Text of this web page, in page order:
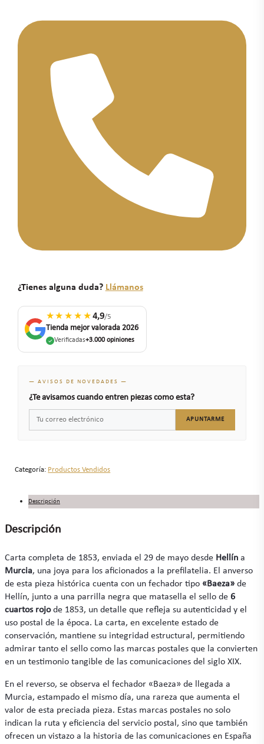
¿Tienes alguna duda? Llámanos
★★★★★4,9/5
Tienda mejor valorada 2026
Verificadas+3.000 opiniones
— AVISOS DE NOVEDADES —
¿Te avisamos cuando entren piezas como esta?
APUNTARME
Categoría: Productos Vendidos
Descripción
Descripción
Carta completa de 1853, enviada el 29 de mayo desde Hellín a
Murcia, una joya para los aficionados a la prefilatelia. El anverso
de esta pieza histórica cuenta con un fechador tipo «Baeza» de
Hellín, junto a una parrilla negra que matasella el sello de 6
cuartos rojode 1853, un detalle que refleja su autenticidad y el
uso postal de la época. La carta, en excelente estado de
conservación, mantiene su integridad estructural, permitiendo
admirar tanto el sello como las marcas postales que la convierten
en un testimonio tangible de las comunicaciones del siglo XIX.
En el reverso, se observa el fechador «Baeza» de llegada a
Murcia, estampado el mismo día, una rareza que aumenta el
valor de esta preciada pieza. Estas marcas postales no solo
indican la ruta y eficiencia del servicio postal, sino que también
ofrecen un vistazo a la historia de las comunicaciones en España